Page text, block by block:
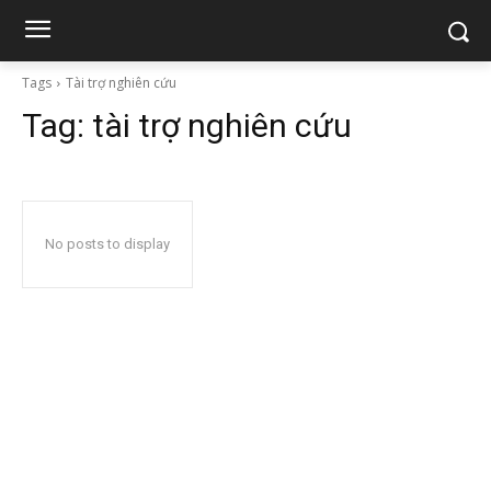
Tags Tài trợ nghiên cứu
Tag: tài trợ nghiên cứu
No posts to display